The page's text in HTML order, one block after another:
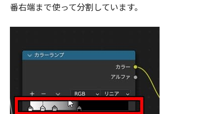
番右端まで使って分割しています。